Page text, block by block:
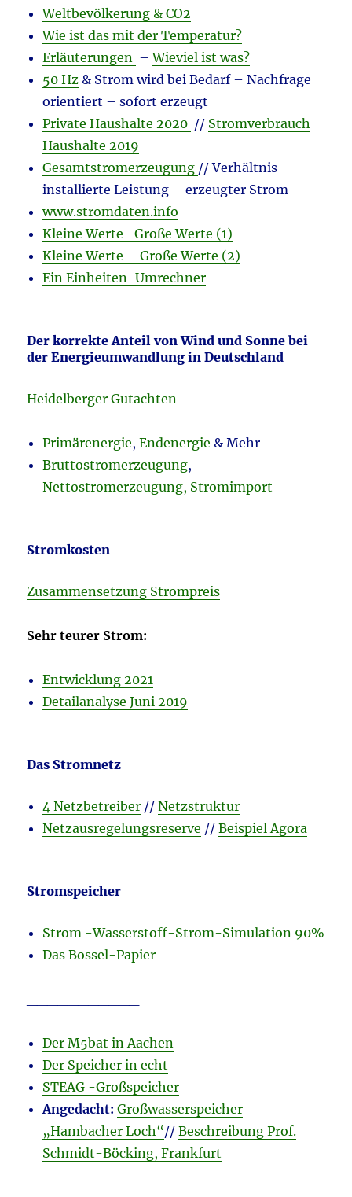
Weltbevölkerung & CO2
Wie ist das mit der Temperatur?
Erläuterungen –Wieviel ist was?
50 Hz & Strom wird bei Bedarf – Nachfrage
orientiert – sofort erzeugt
Private Haushalte 2020 // Stromverbrauch
Haushalte 2019
Gesamtstromerzeugung // Verhältnis
installierte Leistung – erzeugter Strom
www.stromdaten.info
Kleine Werte -Große Werte (1)
Kleine Werte – Große Werte (2)
Ein Einheiten-Umrechner
Der korrekte Anteil von Wind und Sonne bei
der Energieumwandlung in Deutschland
Heidelberger Gutachten
Primärenergie,Endenergie & Mehr
Bruttostromerzeugung,
Nettostromerzeugung, Stromimport
Stromkosten
Zusammensetzung Strompreis
Sehr teurer Strom:
Entwicklung 2021
Detailanalyse Juni 2019
Das Stromnetz
4 Netzbetreiber //Netzstruktur
Netzausregelungsreserve //Beispiel Agora
Stromspeicher
Strom -Wasserstoff-Strom-Simulation 90%
Das Bossel-Papier
Der M5bat in Aachen
Der Speicher in echt
STEAG -Großspeicher
Angedacht: Großwasserspeicher
„Hambacher Loch“//Beschreibung Prof.
Schmidt-Böcking, Frankfurt